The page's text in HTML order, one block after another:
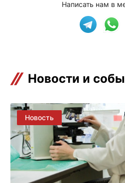
Написать нам в
Новости и